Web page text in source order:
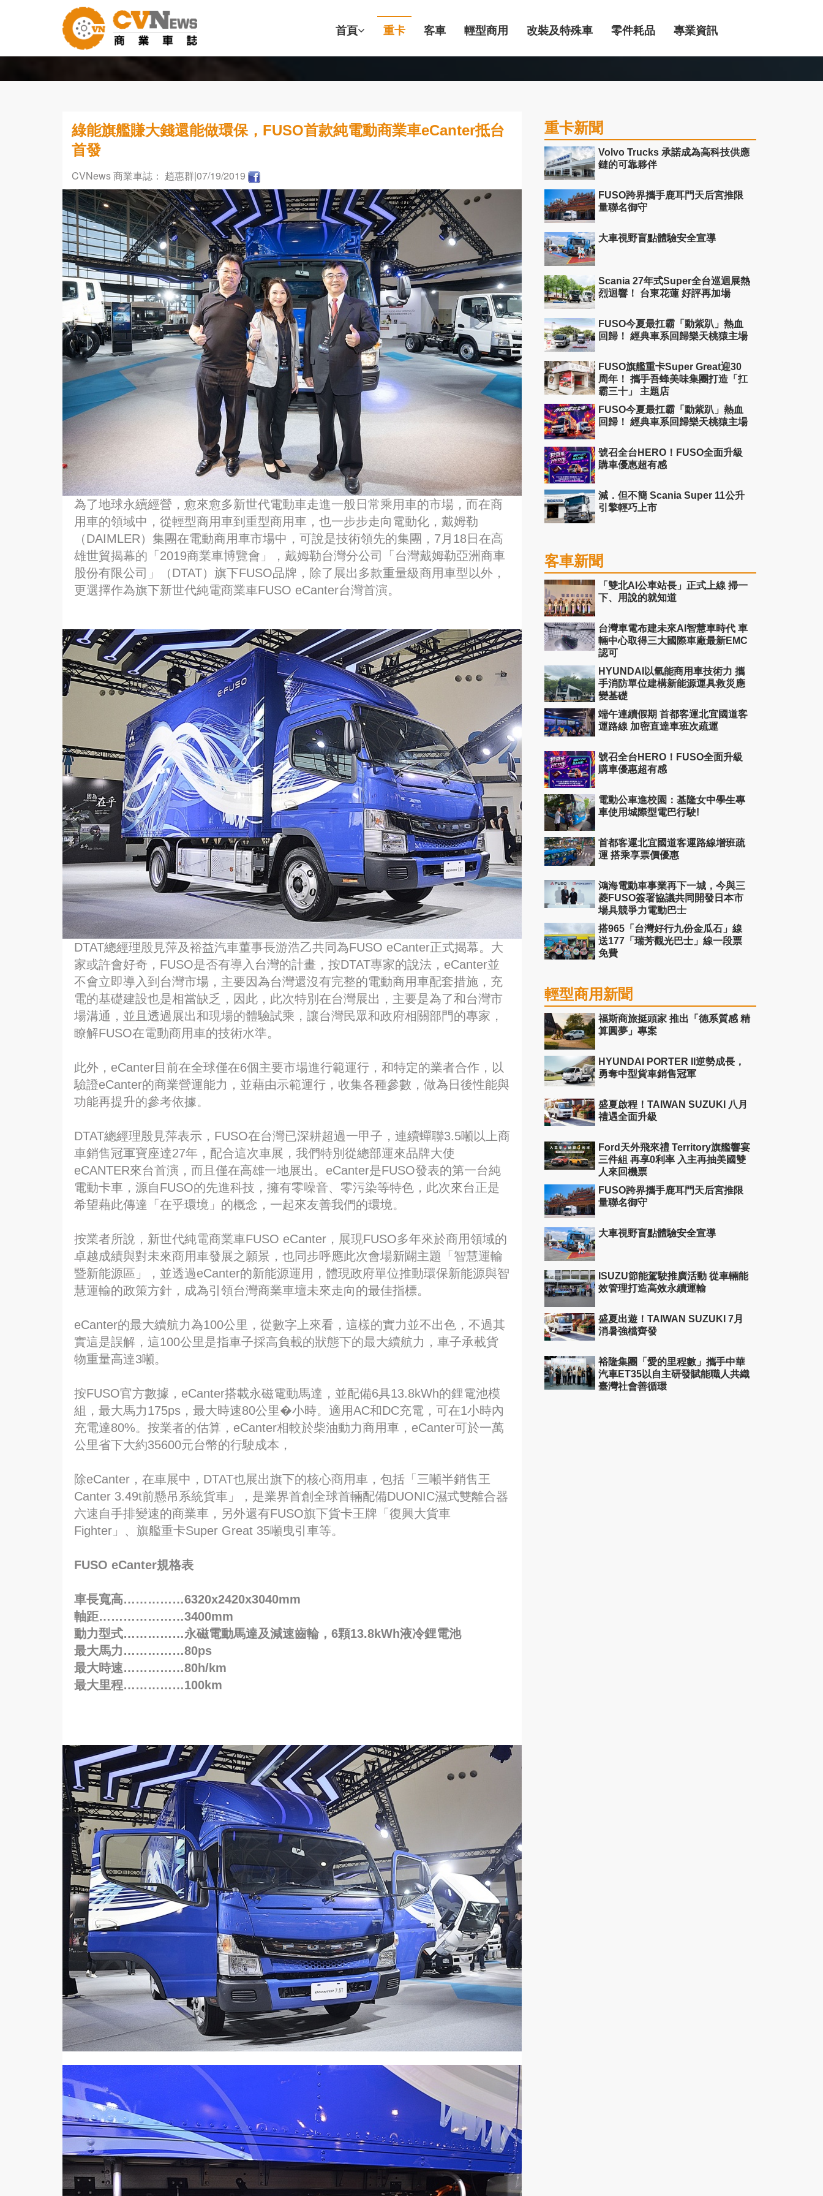
首頁 重卡 客車 輕型商用 改裝及特殊車 零件耗品 專業資訊
綠能旗艦賺大錢還能做環保，FUSO首款純電動商業車eCanter抵台
首發
CVNews 商業車誌： 趙惠群|07/19/2019
為了地球永續經營，愈來愈多新世代電動車走進一般日常乘用車的市場，而在商
用車的領域中，從輕型商用車到重型商用車，也一步步走向電動化，戴姆勒
（DAIMLER）集團在電動商用車市場中，可說是技術領先的集團，7月18日在高
雄世貿揭幕的「2019商業車博覽會」，戴姆勒台灣分公司「台灣戴姆勒亞洲商車
股份有限公司」（DTAT）旗下FUSO品牌，除了展出多款重量級商用車型以外，
更選擇作為旗下新世代純電商業車FUSO eCanter台灣首演。
DTAT總經理殷見萍及裕益汽車董事長游浩乙共同為FUSO eCanter正式揭幕。大
家或許會好奇，FUSO是否有導入台灣的計畫，按DTAT專家的說法，eCanter並
不會立即導入到台灣市場，主要因為台灣還沒有完整的電動商用車配套措施，充
電的基礎建設也是相當缺乏，因此，此次特別在台灣展出，主要是為了和台灣市
場溝通，並且透過展出和現場的體驗試乘，讓台灣民眾和政府相關部門的專家，
瞭解FUSO在電動商用車的技術水準。
此外，eCanter目前在全球僅在6個主要市場進行範運行，和特定的業者合作，以
驗證eCanter的商業營運能力，並藉由示範運行，收集各種參數，做為日後性能與
功能再提升的參考依據。
DTAT總經理殷見萍表示，FUSO在台灣已深耕超過一甲子，連續蟬聯3.5噸以上商
車銷售冠軍寶座達27年，配合這次車展，我們特別從總部運來品牌大使
eCANTER來台首演，而且僅在高雄一地展出。eCanter是FUSO發表的第一台純
電動卡車，源自FUSO的先進科技，擁有零噪音、零污染等特色，此次來台正是
希望藉此傳達「在乎環境」的概念，一起來友善我們的環境。
按業者所說，新世代純電商業車FUSO eCanter，展現FUSO多年來於商用領域的
卓越成績與對未來商用車發展之願景，也同步呼應此次會場新闢主題「智慧運輸
暨新能源區」，並透過eCanter的新能源運用，體現政府單位推動環保新能源與智
慧運輸的政策方針，成為引領台灣商業車壇未來走向的最佳指標。
eCanter的最大續航力為100公里，從數字上來看，這樣的實力並不出色，不過其
實這是誤解，這100公里是指車子採高負載的狀態下的最大續航力，車子承載貨
物重量高達3噸。
按FUSO官方數據，eCanter搭載永磁電動馬達，並配備6具13.8kWh的鋰電池模
組，最大馬力175ps，最大時速80公里�小時。適用AC和DC充電，可在1小時內
充電達80%。按業者的估算，eCanter相較於柴油動力商用車，eCanter可於一萬
公里省下大約35600元台幣的行駛成本，
除eCanter，在車展中，DTAT也展出旗下的核心商用車，包括「三噸半銷售王
Canter 3.49t前懸吊系統貨車」，是業界首創全球首輛配備DUONIC濕式雙離合器
六速自手排變速的商業車，另外還有FUSO旗下貨卡王牌「復興大貨車
Fighter」、旗艦重卡Super Great 35噸曳引車等。
FUSO eCanter規格表
車長寬高……………6320x2420x3040mm
軸距…………………3400mm
動力型式……………永磁電動馬達及減速齒輪，6顆13.8kWh液冷鋰電池
最大馬力……………80ps
最大時速……………80h/km
最大里程……………100km
重卡新聞
Volvo Trucks 承諾成為高科技供應
鏈的可靠夥伴
FUSO跨界攜手鹿耳門天后宮推限
量聯名御守
大車視野盲點體驗安全宣導
Scania 27年式Super全台巡迴展熱
烈迴響！ 台東花蓮 好評再加場
FUSO今夏最扛霸「動紫趴」熱血
回歸！ 經典車系回歸樂天桃猿主場
FUSO旗艦重卡Super Great迎30
周年！ 攜手吾蜂美味集團打造「扛
霸三十」 主題店
FUSO今夏最扛霸「動紫趴」熱血
回歸！ 經典車系回歸樂天桃猿主場
號召全台HERO！FUSO全面升級
購車優惠超有感
減．但不簡 Scania Super 11公升
引擎輕巧上市
客車新聞
「雙北AI公車站長」正式上線 掃一
下、用說的就知道
台灣車電布建未來AI智慧車時代 車
輛中心取得三大國際車廠最新EMC
認可
HYUNDAI以氫能商用車技術力 攜
手消防單位建構新能源運具救災應
變基礎
端午連續假期 首都客運北宜國道客
運路線 加密直達車班次疏運
號召全台HERO！FUSO全面升級
購車優惠超有感
電動公車進校園：基隆女中學生專
車使用城際型電巴行駛!
首都客運北宜國道客運路線增班疏
運 搭乘享票價優惠
鴻海電動車事業再下一城，今與三
菱FUSO簽署協議共同開發日本市
場具競爭力電動巴士
搭965「台灣好行九份金瓜石」線
送177「瑞芳觀光巴士」線一段票
免費
輕型商用新聞
福斯商旅挺頭家 推出「德系質感 精
算圓夢」專案
HYUNDAI PORTER II逆勢成長，
勇奪中型貨車銷售冠軍
盛夏啟程！TAIWAN SUZUKI 八月
禮遇全面升級
Ford天外飛來禮 Territory旗艦響宴
三件組 再享0利率 入主再抽美國雙
人來回機票
FUSO跨界攜手鹿耳門天后宮推限
量聯名御守
大車視野盲點體驗安全宣導
ISUZU節能駕駛推廣活動 從車輛能
效管理打造高效永續運輸
盛夏出遊！TAIWAN SUZUKI 7月
消暑強檔齊發
裕隆集團「愛的里程數」攜手中華
汽車ET35以自主研發賦能職人共織
臺灣社會善循環